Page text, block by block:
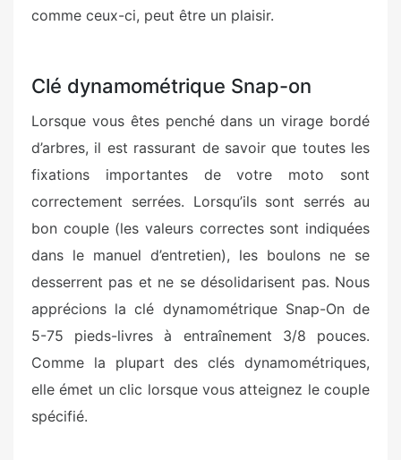
comme ceux-ci, peut être un plaisir.
Clé dynamométrique Snap-on
Lorsque vous êtes penché dans un virage bordé
d’arbres, il est rassurant de savoir que toutes les
fixations importantes de votre moto sont
correctement serrées. Lorsqu’ils sont serrés au
bon couple (les valeurs correctes sont indiquées
dans le manuel d’entretien), les boulons ne se
desserrent pas et ne se désolidarisent pas. Nous
apprécions la clé dynamométrique Snap-On de
5-75 pieds-livres à entraînement 3/8 pouces.
Comme la plupart des clés dynamométriques,
elle émet un clic lorsque vous atteignez le couple
spécifié.